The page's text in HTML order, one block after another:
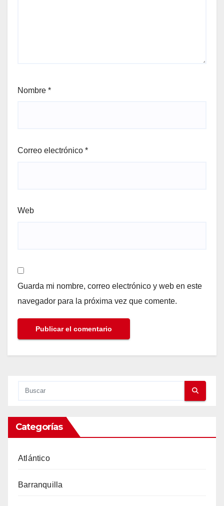
Nombre *
Correo electrónico *
Web
Guarda mi nombre, correo electrónico y web en este
navegador para la próxima vez que comente.
Categorías
Atlántico
Barranquilla